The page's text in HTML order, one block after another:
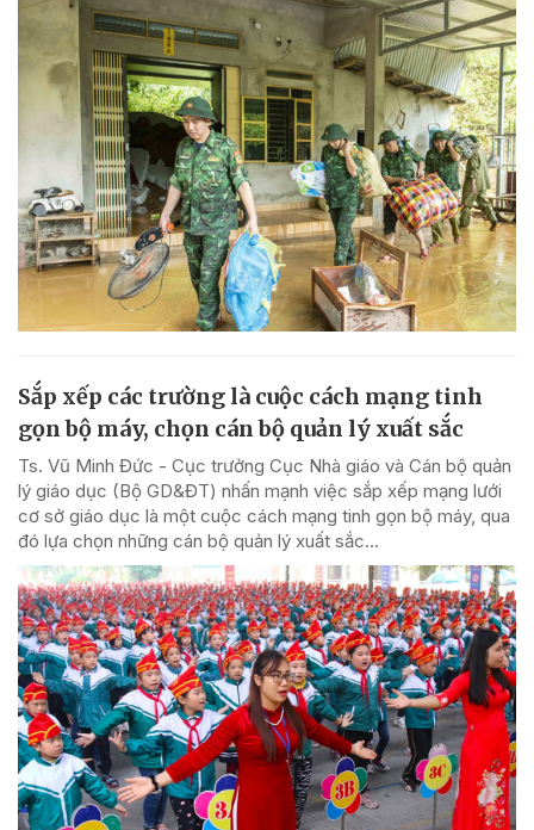
Sắp xếp các trường là cuộc cách mạng tinh
gọn bộ máy, chọn cán bộ quản lý xuất sắc
Ts. Vũ Minh Đức - Cục trưởng Cục Nhà giáo và Cán bộ quản
lý giáo dục (Bộ GD&ĐT) nhấn mạnh việc sắp xếp mạng lưới
cơ sở giáo dục là một cuộc cách mạng tinh gọn bộ máy, qua
đó lựa chọn những cán bộ quản lý xuất sắc...